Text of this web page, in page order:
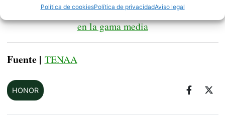
Política de cookiesPolítica de privacidadAviso legal
Los mejores móviles sin notch que puedes comprar
en la gama media
Fuente | TENAA
HONOR